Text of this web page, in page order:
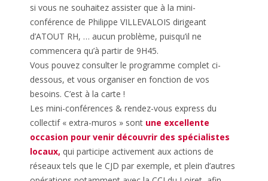
si vous ne souhaitez assister que à la mini-
conférence de Philippe VILLEVALOIS dirigeant
d’ATOUT RH, … aucun problème, puisqu’il ne
commencera qu’à partir de 9H45.
Vous pouvez consulter le programme complet ci-
dessous, et vous organiser en fonction de vos
besoins. C’est à la carte !
Les mini-conférences & rendez-vous express du
collectif « extra-muros » sont une excellente
occasion pour venir découvrir des spécialistes
locaux, qui participe activement aux actions de
réseaux tels que le CJD par exemple, et plein d’autres